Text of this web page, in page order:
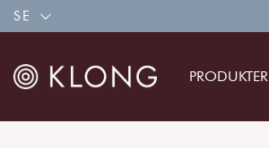
SE
PRODUKTER